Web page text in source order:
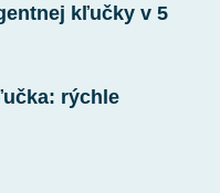
kľučky v 5
rýchle